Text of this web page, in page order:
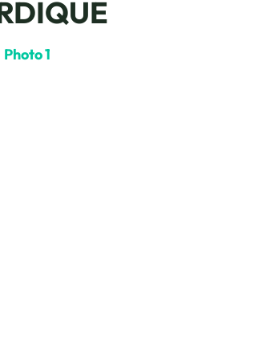
Photo 1, © Les traineaux de Yume